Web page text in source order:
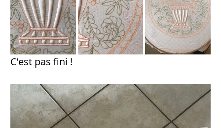
C’est pas fini !